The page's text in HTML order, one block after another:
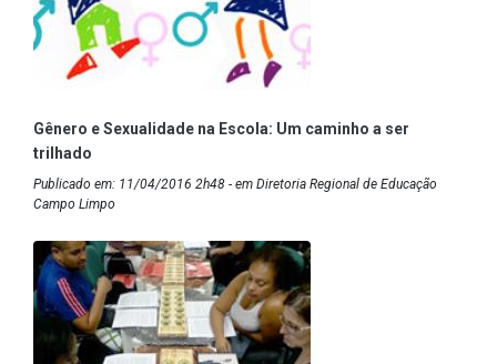
Gênero e Sexualidade na Escola: Um caminho a ser
trilhado
Publicado em: 11/04/2016 2h48 - em Diretoria Regional de Educação
Campo Limpo